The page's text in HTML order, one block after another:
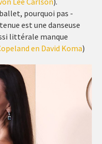
pourquoi pas -
est une danseuse
littérale manque
en David Koma)